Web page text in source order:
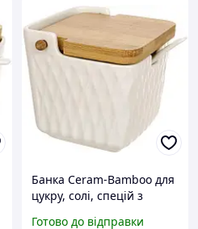
Банка Ceram-Bamboo для
цукру, солі, спецій з
Готово до відправки